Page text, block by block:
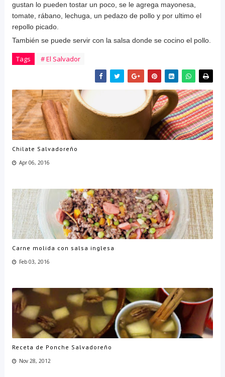
gustan lo pueden tostar un poco, se le agrega mayonesa,
tomate, rábano, lechuga, un pedazo de pollo y por ultimo el
repollo picado.
También se puede servir con la salsa donde se cocino el pollo.
Tags # El Salvador
Chilate Salvadoreño
Apr 06, 2016
Carne molida con salsa inglesa
Feb 03, 2016
Receta de Ponche Salvadoreño
Nov 28, 2012